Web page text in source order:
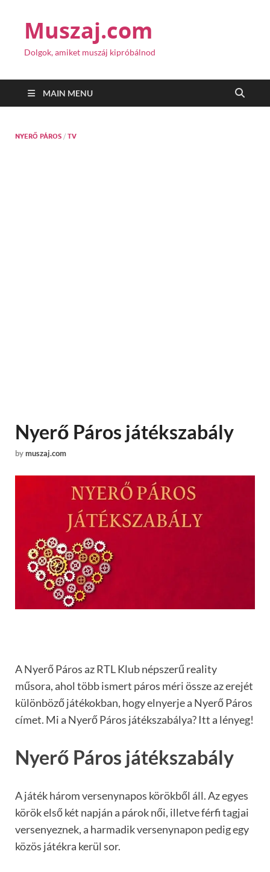
Muszaj.com
Dolgok, amiket muszáj kipróbálnod
MAIN MENU
NYERŐ PÁROS / TV
Nyerő Páros játékszabály
bymuszaj.com
A Nyerő Páros az RTL Klub népszerű reality
műsora, ahol több ismert páros méri össze az erejét
különböző játékokban, hogy elnyerje a Nyerő Páros
címet. Mi a Nyerő Páros játékszabálya? Itt a lényeg!
Nyerő Páros játékszabály
A játék három versenynapos körökből áll. Az egyes
körök első két napján a párok női, illetve férfi tagjai
versenyeznek, a harmadik versenynapon pedig egy
közös játékra kerül sor.